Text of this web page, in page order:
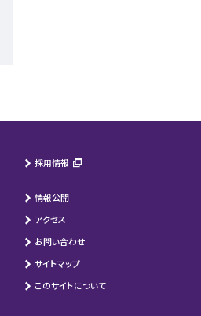
採用情報
情報公開
アクセス
お問い合わせ
サイトマップ
このサイトについて